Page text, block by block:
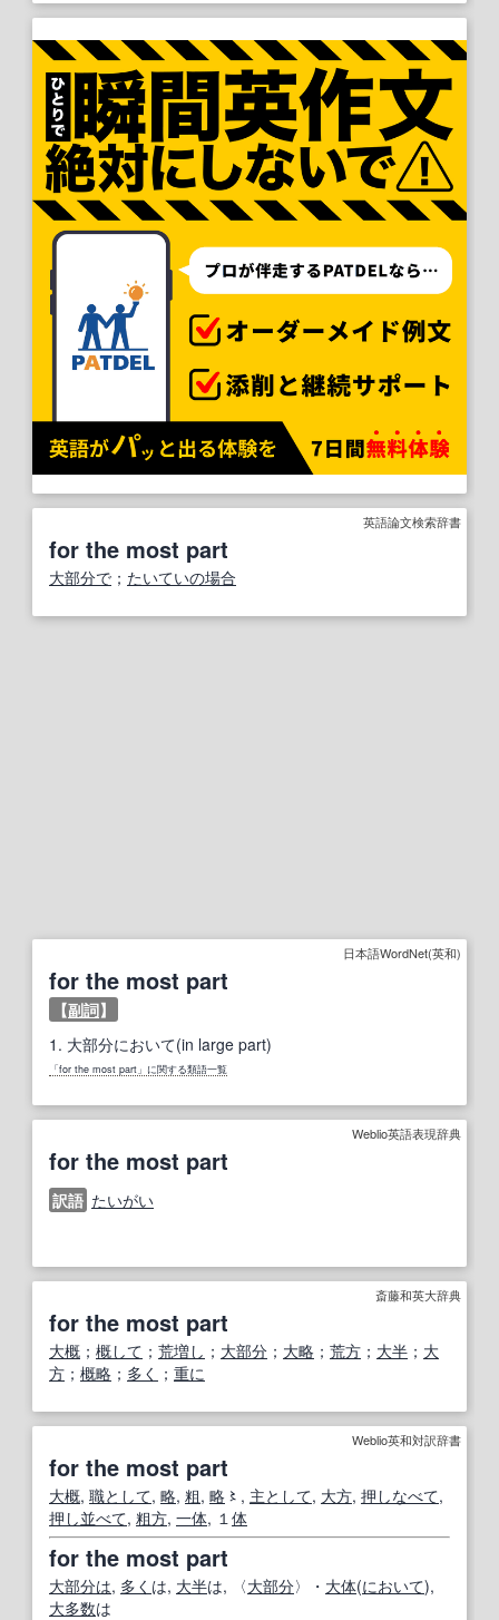
英語論文検索辞書
for the most part
大部分で ； たいていの場合
日本語WordNet(英和)
for the most part
【副詞】
1. 大部分において(in large part)
「for the most part」に関する類語一覧
Weblio英語表現辞典
for the most part
訳語 たいがい
斎藤和英大辞典
for the most part
大概 ； 概して ； 荒増し ； 大部分 ； 大略 ； 荒方 ； 大半 ； 大
方 ； 概略 ； 多く ； 重に
Weblio英和対訳辞書
for the most part
大概, 職として, 略, 粗, 略 〻, 主として, 大方, 押しなべて,
押し並べて, 粗方, 一体, １ 体
for the most part
大部分は, 多く は, 大半は, 〈大部分〉・ 大体(において),
大多数は